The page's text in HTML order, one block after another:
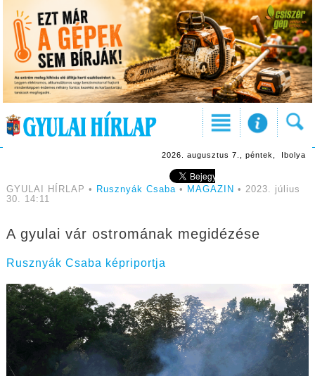
2026. augusztus 7., péntek, Ibolya
GYULAI HÍRLAP • Rusznyák Csaba• MAGAZIN • 2023. július
30. 14:11
A gyulai vár ostromának megidézése
Rusznyák Csaba képriportja